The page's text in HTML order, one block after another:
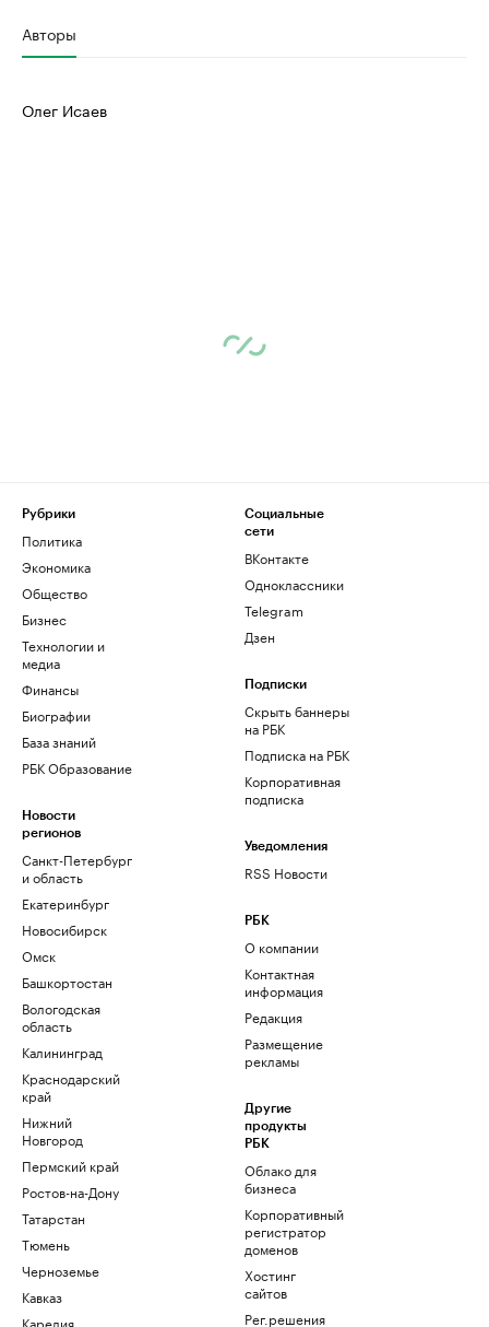
Авторы
Олег Исаев
Рубрики
Политика
Экономика
Общество
Бизнес
Технологии и
медиа
Финансы
Биографии
База знаний
РБК Образование
Новости
регионов
Санкт-Петербург
и область
Екатеринбург
Новосибирск
Омск
Башкортостан
Вологодская
область
Калининград
Краснодарский
край
Нижний
Новгород
Пермский край
Ростов-на-Дону
Татарстан
Тюмень
Черноземье
Кавказ
Карелия
Социальные
сети
ВКонтакте
Одноклассники
Telegram
Дзен
Подписки
Скрыть баннеры
на РБК
Подписка на РБК
Корпоративная
подписка
Уведомления
RSS Новости
РБК
О компании
Контактная
информация
Редакция
Размещение
рекламы
Другие
продукты
РБК
Облако для
бизнеса
Корпоративный
регистратор
доменов
Хостинг
сайтов
Рег.решения